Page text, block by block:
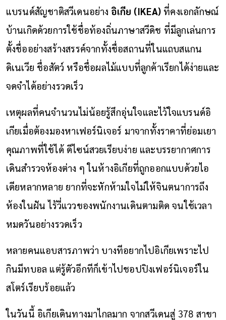
แบรนด์สัญชาติสวีเดนอย่าง อิเกีย (IKEA) ที่คงเอกลักษณ์
บ้านเกิดด้วยการใช้ชื่อท้องถิ่นภาษาสวีดิช ที่มีลูกเล่นการ
ตั้งชื่ออย่างสร้างสรรค์จากทั้งชื่อสถานที่ในแถบสแกน
ดิเนเวีย ชื่อสัตว์ หรือชื่อผลไม้แบบที่ลูกค้าเรียกได้ง่ายและ
จดจำได้อย่างรวดเร็ว
เหตุผลที่คนจำนวนไม่น้อยรู้สึกอุ่นใจและไว้ใจแบรนด์อิ
เกียเมื่อต้องมองหาเฟอร์นิเจอร์ มาจากทั้งราคาที่ย่อมเยา
คุณภาพที่ใช้ได้ ดีไซน์สวยเรียบง่าย และบรรยากาศการ
เดินสำรวจห้องต่าง ๆ ในห้างอิเกียที่ถูกออกแบบด้วยไอ
เดียหลากหลาย ยากที่จะหักห้ามใจไม่ให้จินตนาการถึง
ห้องในฝัน ไร้วี่แววของพนักงานเดินตามติด จนใช้เวลา
หมดวันอย่างรวดเร็ว
หลายคนแอบสารภาพว่า บางทีอยากไปอิเกียเพราะไป
กินมีทบอล แต่รู้ตัวอีกทีก็เข้าไปชอปปิงเฟอร์นิเจอร์ใน
สโตร์เรียบร้อยแล้ว
ในวันนี้ อิเกียเดินทางมาไกลมาก จากสวีเดนสู่ 378 สาขา